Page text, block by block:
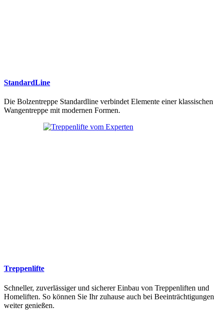
StandardLine
Die Bolzentreppe Standardline verbindet Elemente einer klassischen
Wangentreppe mit modernen Formen.
Treppenlifte
Schneller, zuverlässiger und sicherer Einbau von Treppenliften und
Homeliften. So können Sie Ihr zuhause auch bei Beeinträchtigungen
weiter genießen.